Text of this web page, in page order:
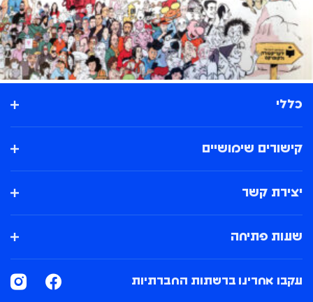
כללי
קישורים שימושיים
יצירת קשר
שעות פתיחה
עקבו אחרינו ברשתות החברתיות